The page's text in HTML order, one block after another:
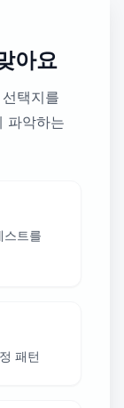
아요
택지를
파악하는
스트를
패턴